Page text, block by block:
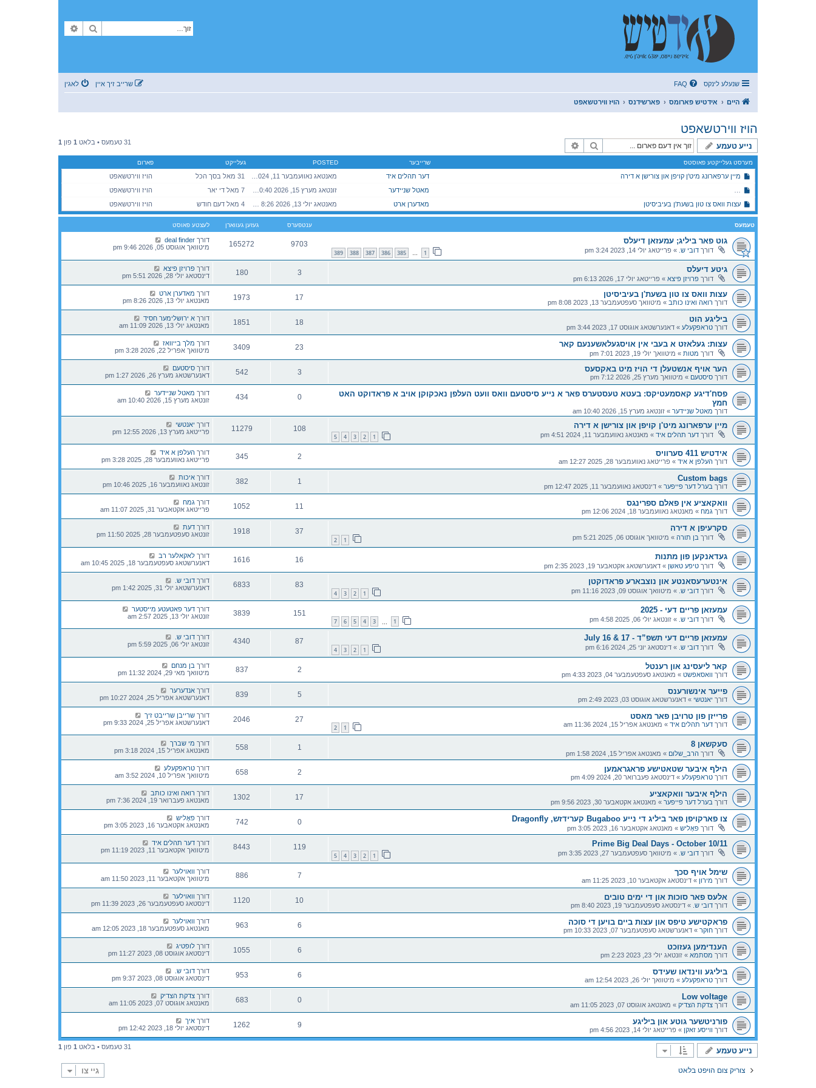
זוך
שנעלע לינקס FAQ לאגין שרייב זיך איין
היים אידטיש פארומס פארשידנס הויז ווירטשאפט
הויז ווירטשאפט
נייע טעמע זוך 31 טעמעס • בלאט 1 פון 1
מערסט געלייקטע פאוסטס שרייבער POSTED געלייקט פארום
מיין ערפארונג מיט'ן קויפן און צורישן א דירה דער תהלים איד 31 מאל בסך הכל
הויז ווירטשאפט
פסח'דיגע קאסמעטיקס: בעטא טעסטערס פאר א נייע סיסטעם וואס וועט העלפן נאכקוקן אויב א פראדוקט האט חמץמאטל שניידער 7 מאל די יאר
הויז ווירטשאפט
עצות וואס צו טון בשעת'ן בעיביסיטן
מאדערן ארט 4 מאל דעם חודש הויז ווירטשאפט
טעמעס ענטפערס געזען געווארן לעצטע פאוסט
גוט פאר ביליג; עמעזאן דיעלס
דורך דובי ש. » פרייטאג יולי 14, 2023 3:24 pm 1
…
385
386
387
388
389
9703
165272 דורך deal finder
מיטוואך אוגוסט 05, 2026 9:46 pm
גיטע דיעלס
דורך פרויזן פיצא » פרייטאג יולי 17, 2026 6:13 pm
3
180 דורך פרויזן פיצא
דינסטאג יולי 28, 2026 5:51 pm
עצות וואס צו טון בשעת'ן בעיביסיטן
דורך רואה ואינו כותב » מיטוואך סעפטעמבער 13, 2023 8:08 pm
17
1973 דורך מאדערן ארט
מאנטאג יולי 13, 2026 8:26 pm
ביליגע הוט
דורך טראפקעלע » דאנערשטאג אוגוסט 17, 2023 3:44 pm
18
1851 דורך א ירושלימער חסיד
מאנטאג יולי 13, 2026 11:09 am
עצות: געלאזט א בעבי אין אויסגעלאשענעם קאר
דורך מטות » מיטוואך יולי 19, 2023 7:01 pm
23
3409 דורך מלך בייוואז
מיטוואך אפריל 22, 2026 3:28 pm
הער אויף אנשטעלן די הויז מיט באקסעס
דורך סיסטעם » מיטוואך מערץ 25, 2026 7:12 pm
3
542 דורך סיסטעם
דאנערשטאג מערץ 26, 2026 1:27 pm
פסח'דיגע קאסמעטיקס: בעטא טעסטערס פאר א נייע סיסטעם וואס וועט העלפן נאכקוקן אויב א פראדוקט האט
חמץ
דורך מאטל שניידער » זונטאג מערץ 15, 2026 10:40 am
0
434 דורך מאטל שניידער
זונטאג מערץ 15, 2026 10:40 am
מיין ערפארונג מיט'ן קויפן און צורישן א דירה
דורך דער תהלים איד » מאנטאג נאוועמבער 11, 2024 4:51 pm 1
2
3
4
5
108
11279 דורך יאנטשי
פרייטאג מערץ 13, 2026 12:55 pm
אידטיש 411 סערוויס
דורך העלפן א איד » פרייטאג נאוועמבער 28, 2025 12:27 am
2
345 דורך העלפן א איד
פרייטאג נאוועמבער 28, 2025 3:28 pm
Custom bags
דורך בערל דער פייפער » דינסטאג נאוועמבער 11, 2025 12:47 pm
1
382 דורך איכות
זונטאג נאוועמבער 16, 2025 10:46 pm
וואקאציע אין פאלם ספרינגס
דורך גמח » מאנטאג נאוועמבער 18, 2024 12:06 pm
11
1052 דורך גמח
פרייטאג אקטאבער 31, 2025 11:07 am
סקרעיפן א דירה
דורך בן תורה » מיטוואך אוגוסט 06, 2025 5:21 pm 1
2
37
1918 דורך דעת
זונטאג סעפטעמבער 28, 2025 11:50 pm
געדאנקען פון מתנות
דורך טיפע טאשן » דאנערשטאג אקטאבער 19, 2023 2:35 pm
16
1616 דורך לאקאלער רב
דאנערשטאג סעפטעמבער 18, 2025 10:45 am
אינטערעסאנטע און נוצבארע פראדוקטן
דורך דובי ש. » מיטוואך אוגוסט 09, 2023 11:16 pm 1
2
3
4
83
6833 דורך דובי ש.
דאנערשטאג יולי 31, 2025 1:42 pm
עמעזאן פריים דעי - 2025
דורך דובי ש. » זונטאג יולי 06, 2025 4:58 pm 1
3
4
5
6
7
151
3839 דורך דער פאטעטע מייסטער
זונטאג יולי 13, 2025 2:57 am
עמעזאן פריים דעי תשפ”ד - July 16 & 17
דורך דובי ש. » דינסטאג יוני 25, 2024 6:16 pm 1
2
3
4
87
4340 דורך דובי ש.
זונטאג יולי 06, 2025 5:59 pm
קאר ליעסינג און רענטל
דורך וואסאפשט » מאנטאג סעפטעמבער 04, 2023 4:33 pm
2
837 דורך בן מנחם
מיטוואך מאי 29, 2024 11:32 pm
פייער אינשורענס
דורך יאנטשי » דאנערשטאג אוגוסט 03, 2023 2:49 pm
5
839 דורך אנדערער
דאנערשטאג אפריל 25, 2024 10:27 pm
פרייזן פון טרויבן פאר מאסט
דורך דער תהלים איד » מאנטאג אפריל 15, 2024 11:36 am 1
2
27
2046 דורך שרייבן שרייבט זיך
דאנערשטאג אפריל 25, 2024 9:33 pm
סעקשאן 8
דורך הרב_שלום » מאנטאג אפריל 15, 2024 1:58 pm
1
558 דורך מי שברך
מאנטאג אפריל 15, 2024 3:18 pm
הילף איבער שטאטישע פראגראמען
דורך טראפקעלע » דינסטאג פעברואר 20, 2024 4:09 pm
2
658 דורך טראפקעלע
מיטוואך אפריל 10, 2024 3:52 am
הילף איבער וואקאציע
דורך בערל דער פייפער » מאנטאג אקטאבער 30, 2023 9:56 pm
17
1302 דורך רואה ואינו כותב
מאנטאג פעברואר 19, 2024 7:36 pm
צו פארקויפן פאר ביליג די נייע Bugaboo קערידזש, Dragonfly
דורך פאָליש » מאנטאג אקטאבער 16, 2023 3:05 pm
0
742 דורך פאָליש
מאנטאג אקטאבער 16, 2023 3:05 pm
Prime Big Deal Days - October 10/11
דורך דובי ש. » מיטוואך סעפטעמבער 27, 2023 3:35 pm 1
2
3
4
5
119
8443 דורך דער תהלים איד
מיטוואך אקטאבער 11, 2023 11:19 pm
שימל אויף סכך
דורך מירון » דינסטאג אקטאבער 10, 2023 11:25 am
7
886 דורך וואוילער
מיטוואך אקטאבער 11, 2023 11:50 am
אלעס פאר סוכות און די ימים טובים
דורך דובי ש. » דינסטאג סעפטעמבער 19, 2023 8:40 pm
10
1120 דורך וואוילער
דינסטאג סעפטעמבער 26, 2023 11:39 pm
פראקטישע טיפס און עצות ביים בויען די סוכה
דורך חוקר » דאנערשטאג סעפטעמבער 07, 2023 10:33 pm
6
963 דורך וואוילער
מאנטאג סעפטעמבער 18, 2023 12:05 am
הענדימען געזוכט
דורך מסתמא » זונטאג יולי 23, 2023 2:23 pm
6
1055 דורך לופטיג
דינסטאג אוגוסט 08, 2023 11:27 pm
ביליגע ווינדאו שעידס
דורך טראפקעלע » מיטוואך יולי 26, 2023 12:54 am
6
953 דורך דובי ש.
דינסטאג אוגוסט 08, 2023 9:37 pm
Low voltage
דורך צדקת הצדיק » מאנטאג אוגוסט 07, 2023 11:05 am
0
683 דורך צדקת הצדיק
מאנטאג אוגוסט 07, 2023 11:05 am
פורניטשער גוטע און ביליגע
דורך ווייסע זאקן » פרייטאג יולי 14, 2023 4:56 pm
9
1262 דורך איך
דינסטאג יולי 18, 2023 12:42 pm
נייע טעמע 31 טעמעס • בלאט 1 פון 1
צוריק צום הויפט בלאט גיי צו